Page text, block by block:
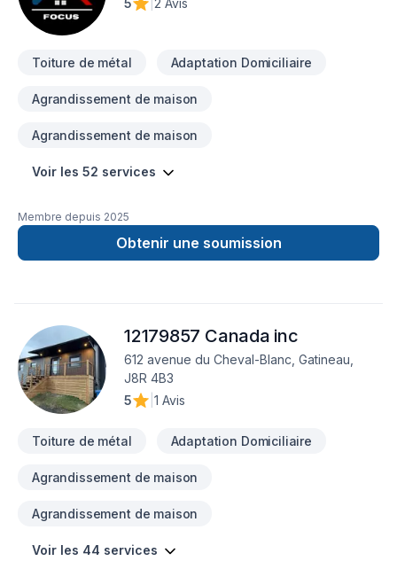
5
2 Avis
Toiture de métal Adaptation Domiciliaire
Agrandissement de maison
Agrandissement de maison
Voir les 52 services
Membre depuis 2025
Obtenir une soumission
12179857 Canada inc
612 avenue du Cheval-Blanc, Gatineau,
J8R 4B3
5
1 Avis
Toiture de métal Adaptation Domiciliaire
Agrandissement de maison
Agrandissement de maison
Voir les 44 services